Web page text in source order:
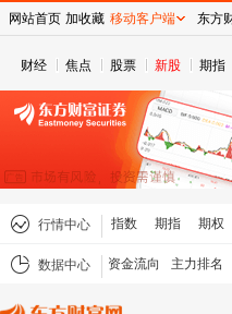
财经 焦点 股票 新股 期指
行情中心 指数 期指 期权
数据中心 资金流向 主力排名
网站首页 加收藏 移动客户端 东方